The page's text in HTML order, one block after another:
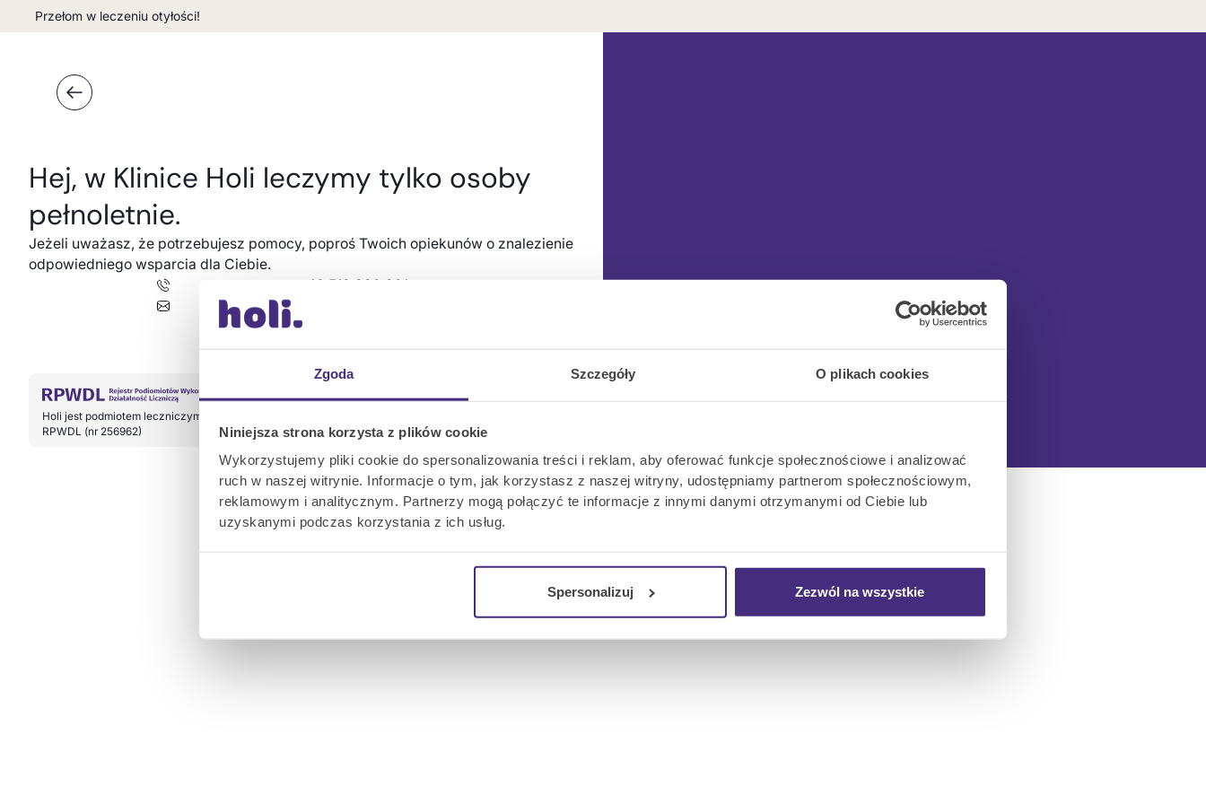
Zgoda Szczegóły O plikach cookies
Niniejsza strona korzysta z plików cookie
Wykorzystujemy pliki cookie do spersonalizowania treści i reklam, aby oferować funkcje społecznościowe i analizować
ruch w naszej witrynie. Informacje o tym, jak korzystasz z naszej witryny, udostępniamy partnerom społecznościowym,
reklamowym i analitycznym. Partnerzy mogą połączyć te informacje z innymi danymi otrzymanymi od Ciebie lub
uzyskanymi podczas korzystania z ich usług.
Spersonalizuj Zezwól na wszystkie
Przełom w leczeniu otyłości!
Hej, w Klinice Holi leczymy tylko osoby
pełnoletnie.
Jeżeli uważasz, że potrzebujesz pomocy, poproś Twoich opiekunów o znalezienie
odpowiedniego wsparcia dla Ciebie.
+48 513 398 281
Holi jest podmiotem leczniczym wpisanym do
RPWDL (nr 256962)